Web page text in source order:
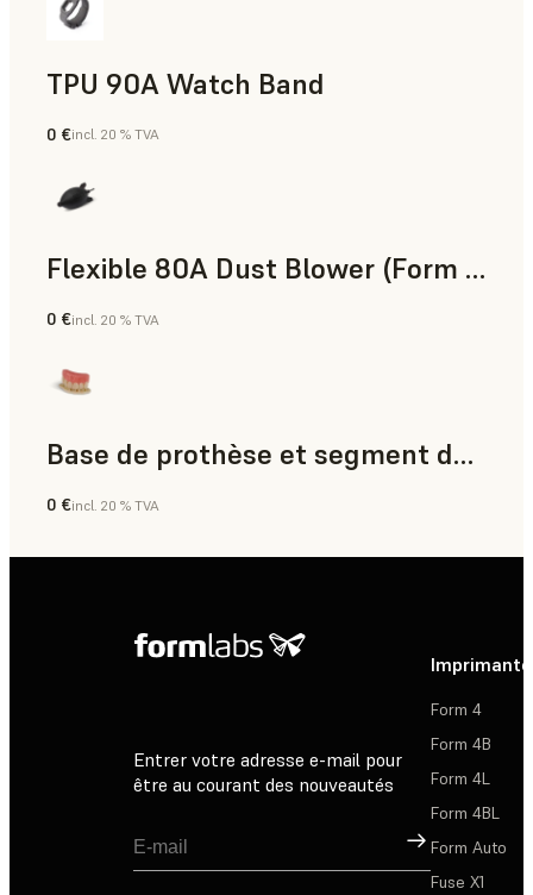
TPU 90A Watch Band
Poudre SLS
0 €incl. 20 % TVA
Flexible 80A Dust Blower (Form 4)
0 €incl. 20 % TVA
Base de prothèse et segment dentaire
Dentaire
0 €incl. 20 % TVA
Entrer votre adresse e-mail pour
être au courant des nouveautés
Inscription
Form 4
Form 4B
Form 4L
Form 4BL
Form Auto
Fuse X1